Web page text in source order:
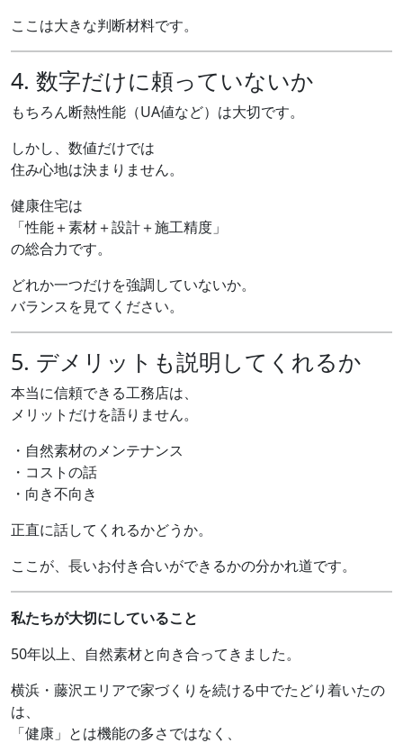
ここは大きな判断材料です。
4. 数字だけに頼っていないか
もちろん断熱性能（UA値など）は大切です。
しかし、数値だけでは
住み心地は決まりません。
健康住宅は
「性能＋素材＋設計＋施工精度」
の総合力です。
どれか一つだけを強調していないか。
バランスを見てください。
5. デメリットも説明してくれるか
本当に信頼できる工務店は、
メリットだけを語りません。
・自然素材のメンテナンス
・コストの話
・向き不向き
正直に話してくれるかどうか。
ここが、長いお付き合いができるかの分かれ道です。
私たちが大切にしていること
50年以上、自然素材と向き合ってきました。
横浜・藤沢エリアで家づくりを続ける中でたどり着いたの
は、
「健康」とは機能の多さではなく、